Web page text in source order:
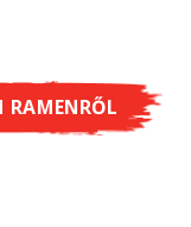
RAMENRŐL